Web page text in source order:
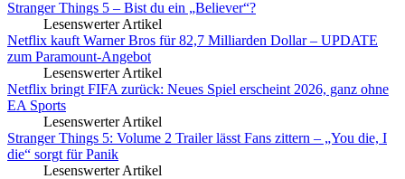
Stranger Things 5 – Bist du ein „Believer“?
Lesenswerter Artikel
Netflix kauft Warner Bros für 82,7 Milliarden Dollar – UPDATE
zum Paramount-Angebot
Lesenswerter Artikel
Netflix bringt FIFA zurück: Neues Spiel erscheint 2026, ganz ohne
EA Sports
Lesenswerter Artikel
Stranger Things 5: Volume 2 Trailer lässt Fans zittern – „You die, I
die“ sorgt für Panik
Lesenswerter Artikel